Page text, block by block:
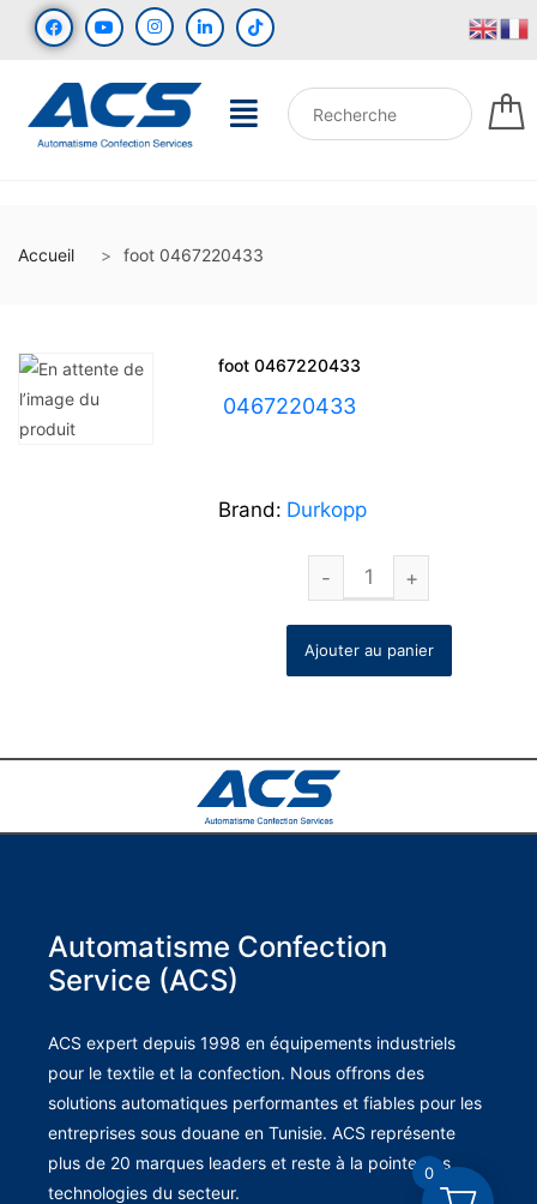
Accueil foot 0467220433
foot 0467220433
0467220433
Brand: Durkopp
Ajouter au panier
Automatisme Confection
Service (ACS)
ACS expert depuis 1998 en équipements industriels
pour le textile et la confection. Nous offrons des
solutions automatiques performantes et fiables pour les
entreprises sous douane en Tunisie. ACS représente
plus de 20 marques leaders et reste à la pointe des
technologies du secteur.
0